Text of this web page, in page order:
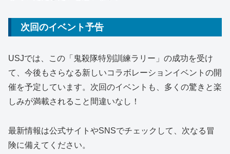
次回のイベント予告
USJでは、この「鬼殺隊特別訓練ラリー」の成功を受け
て、今後もさらなる新しいコラボレーションイベントの開
催を予定しています。次回のイベントも、多くの驚きと楽
しみが満載されること間違いなし！
最新情報は公式サイトやSNSでチェックして、次なる冒
険に備えてください。